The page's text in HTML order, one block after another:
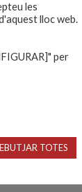
les
lloc web.
per
TOTES